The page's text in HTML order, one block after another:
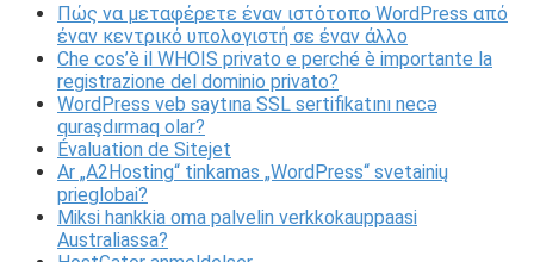
Πώς να μεταφέρετε έναν ιστότοπο WordPress από
έναν κεντρικό υπολογιστή σε έναν άλλο
Che cos’è il WHOIS privato e perché è importante la
registrazione del dominio privato?
WordPress veb saytına SSL sertifikatını necə
quraşdırmaq olar?
Évaluation de Sitejet
Ar „A2Hosting“ tinkamas „WordPress“ svetainių
prieglobai?
Miksi hankkia oma palvelin verkkokauppaasi
Australiassa?